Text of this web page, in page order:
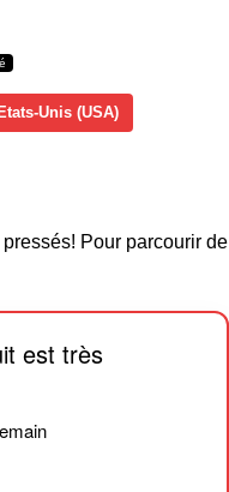
Unis (USA)
Pour parcourir de
est très